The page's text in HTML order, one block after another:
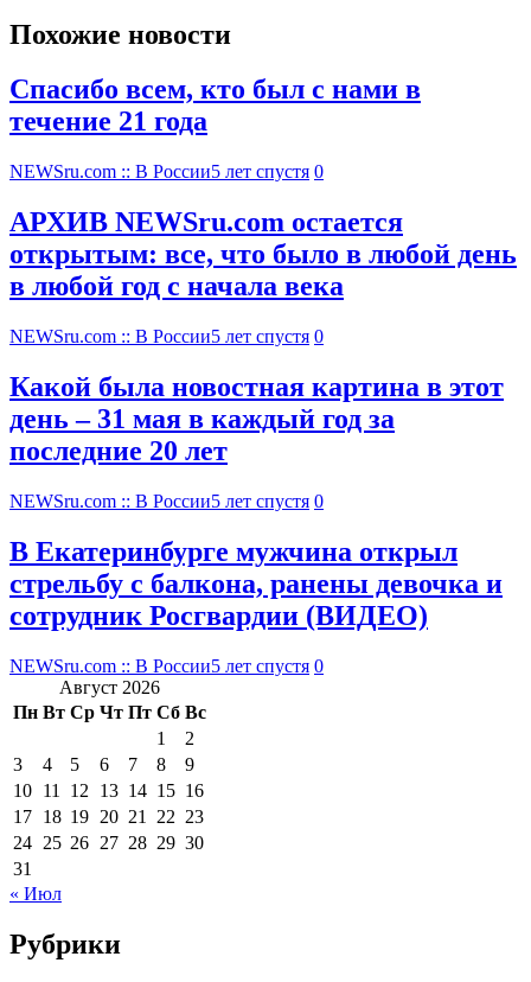
Похожие новости
Спасибо всем, кто был с нами в
течение 21 года
NEWSru.com :: В России5 лет спустя 0
АРХИВ NEWSru.com остается
открытым: все, что было в любой день
в любой год с начала века
NEWSru.com :: В России5 лет спустя 0
Какой была новостная картина в этот
день – 31 мая в каждый год за
последние 20 лет
NEWSru.com :: В России5 лет спустя 0
В Екатеринбурге мужчина открыл
стрельбу с балкона, ранены девочка и
сотрудник Росгвардии (ВИДЕО)
NEWSru.com :: В России5 лет спустя 0
Август 2026
Пн Вт Ср Чт Пт Сб Вс
1
2
3
4 5 6 7 8
9
10 11 12 13 14 15 16
17 18 19 20 21 22 23
24 25 26 27 28 29 30
31
« Июл
Рубрики